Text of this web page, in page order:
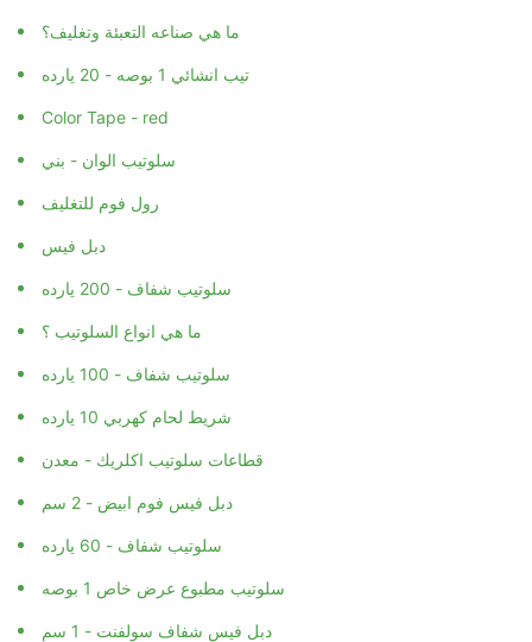
ما هي صناعه التعبئة وتغليف؟
تيب انشائي 1 بوصه - 20 يارده
Color Tape - red
سلوتيب الوان - بني
رول فوم للتغليف
دبل فيس
سلوتيب شفاف - 200 يارده
ما هي انواع السلوتيب ؟
سلوتيب شفاف - 100 يارده
شريط لحام كهربي 10 يارده
قطاعات سلوتيب اكلريك - معدن
دبل فيس فوم ابيض - 2 سم
سلوتيب شفاف - 60 يارده
سلوتيب مطبوع عرض خاص 1 بوصه
دبل فيس شفاف سولفنت - 1 سم